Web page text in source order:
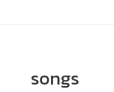
content
songs